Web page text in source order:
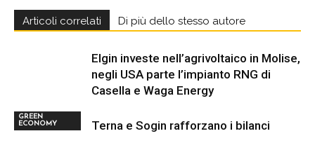
Articoli correlati Di più dello stesso autore
GREEN
ECONOMY
Elgin investe nell’agrivoltaico in Molise,
negli USA parte l’impianto RNG di
Casella e Waga Energy
Terna e Sogin rafforzano i bilanci